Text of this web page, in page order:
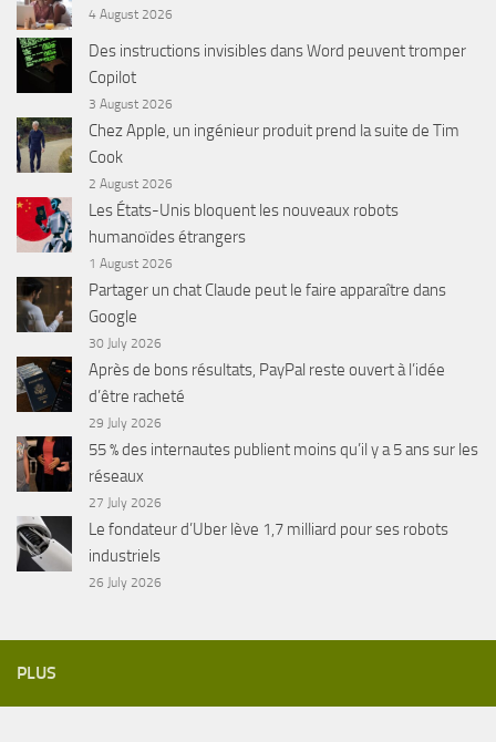
4 August 2026
Des instructions invisibles dans Word peuvent tromper
Copilot
3 August 2026
Chez Apple, un ingénieur produit prend la suite de Tim
Cook
2 August 2026
Les États-Unis bloquent les nouveaux robots
humanoïdes étrangers
1 August 2026
Partager un chat Claude peut le faire apparaître dans
Google
30 July 2026
Après de bons résultats, PayPal reste ouvert à l’idée
d’être racheté
29 July 2026
55 % des internautes publient moins qu’il y a 5 ans sur les
réseaux
27 July 2026
Le fondateur d’Uber lève 1,7 milliard pour ses robots
industriels
26 July 2026
PLUS